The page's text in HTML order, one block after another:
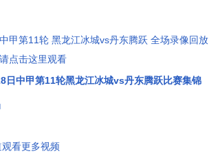
甲第11轮 黑龙江冰城vs丹东腾跃 全场录像回放
点击这里观看
日中甲第11轮黑龙江冰城vs丹东腾跃比赛集锦
看更多视频